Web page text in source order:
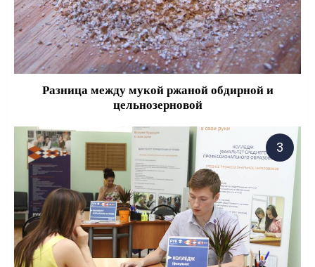
Разница между мукой ржаной обдирной и
цельнозерновой